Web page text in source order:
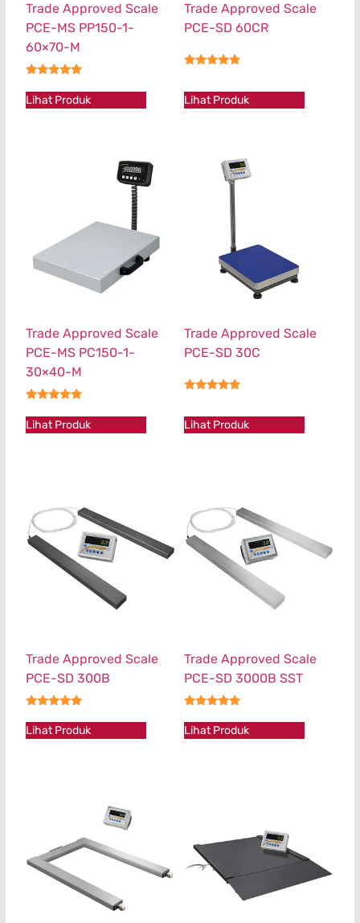
Trade Approved Scale
PCE-MS PP150-1-
60×70-M
Lihat Produk
Trade Approved Scale
PCE-SD 60CR
Lihat Produk
Trade Approved Scale
PCE-MS PC150-1-
30×40-M
Lihat Produk
Trade Approved Scale
PCE-SD 30C
Lihat Produk
Trade Approved Scale
PCE-SD 300B
Lihat Produk
Trade Approved Scale
PCE-SD 3000B SST
Lihat Produk